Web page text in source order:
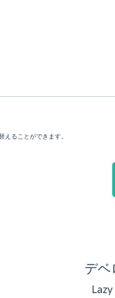
ることができます。
デベ